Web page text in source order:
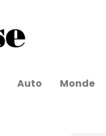
Auto Monde